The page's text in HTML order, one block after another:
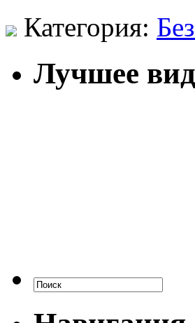
Категория:
Лучшее